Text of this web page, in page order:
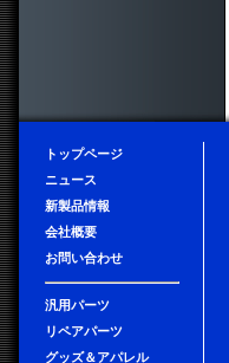
トップページ
ニュース
新製品情報
会社概要
お問い合わせ
汎用パーツ
リペアパーツ
グッズ＆アパレル